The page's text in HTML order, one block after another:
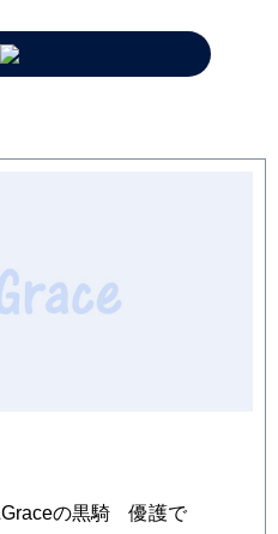
の黒騎 優護で